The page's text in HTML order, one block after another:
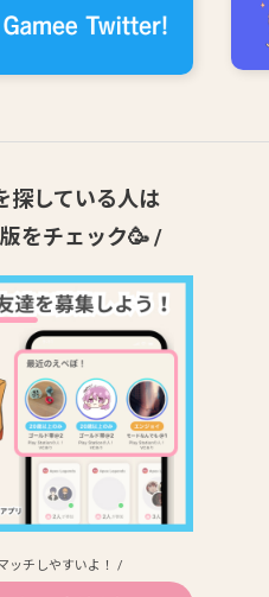
探している人は
をチェック🥳 /
ッチしやすいよ！ /